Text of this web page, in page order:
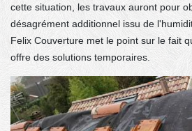
cette situation, les travaux auront pour
désagrément additionnel issu de
Felix Couverture met le point sur le fait
offre des solutions temporaires.